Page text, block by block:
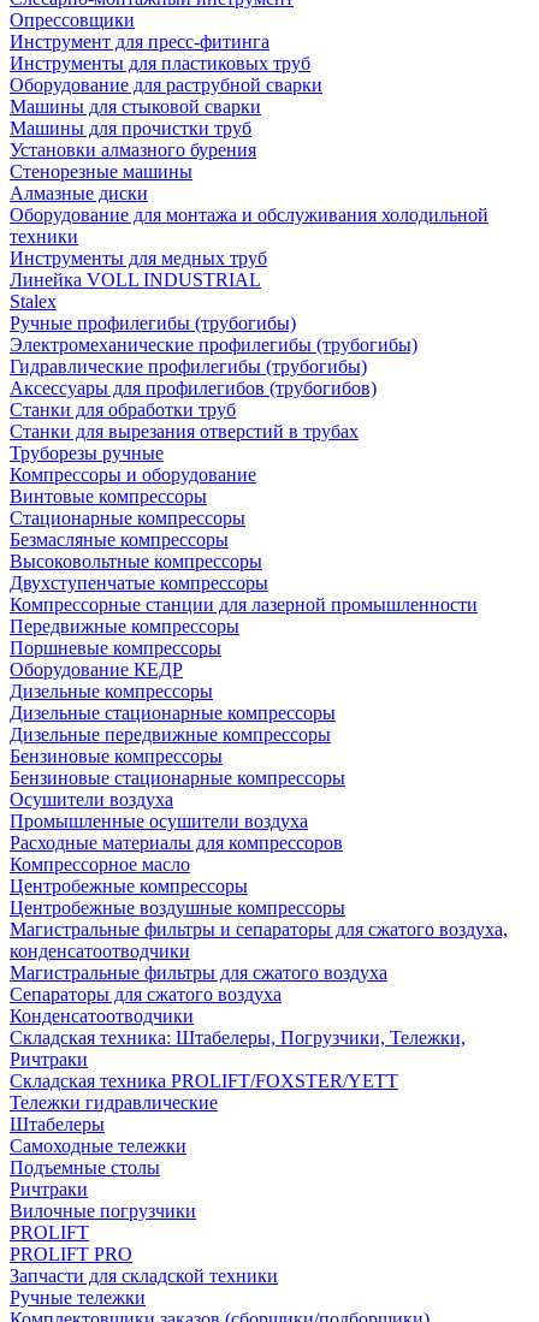
Опрессовщики
Инструмент для пресс-фитинга
Инструменты для пластиковых труб
Оборудование для раструбной сварки
Машины для стыковой сварки
Машины для прочистки труб
Установки алмазного бурения
Стенорезные машины
Алмазные диски
Оборудование для монтажа и обслуживания холодильной
техники
Инструменты для медных труб
Линейка VOLL INDUSTRIAL
Stalex
Ручные профилегибы (трубогибы)
Электромеханические профилегибы (трубогибы)
Гидравлические профилегибы (трубогибы)
Аксессуары для профилегибов (трубогибов)
Станки для обработки труб
Станки для вырезания отверстий в трубах
Труборезы ручные
Компрессоры и оборудование
Винтовые компрессоры
Стационарные компрессоры
Безмасляные компрессоры
Высоковольтные компрессоры
Двухступенчатые компрессоры
Компрессорные станции для лазерной промышленности
Передвижные компрессоры
Поршневые компрессоры
Оборудование КЕДР
Дизельные компрессоры
Дизельные стационарные компрессоры
Дизельные передвижные компрессоры
Бензиновые компрессоры
Бензиновые стационарные компрессоры
Осушители воздуха
Промышленные осушители воздуха
Расходные материалы для компрессоров
Компрессорное масло
Центробежные компрессоры
Центробежные воздушные компрессоры
Магистральные фильтры и сепараторы для сжатого воздуха,
конденсатоотводчики
Магистральные фильтры для сжатого воздуха
Сепараторы для сжатого воздуха
Конденсатоотводчики
Складская техника: Штабелеры, Погрузчики, Тележки,
Ричтраки
Складская техника PROLIFT/FOXSTER/YETT
Тележки гидравлические
Штабелеры
Самоходные тележки
Подъемные столы
Ричтраки
Вилочные погрузчики
PROLIFT
PROLIFT PRO
Запчасти для складской техники
Ручные тележки